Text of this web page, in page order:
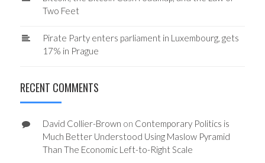
Two Feet
Pirate Party enters parliament in Luxembourg, gets
17% in Prague
RECENT COMMENTS
David Collier-Brown on Contemporary Politics is
Much Better Understood Using Maslow Pyramid
Than The Economic Left-to-Right Scale